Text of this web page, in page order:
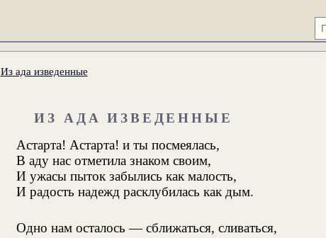
Из ада изведенные
ИЗ АДА ИЗВЕДЕННЫЕ
Астарта! Астарта! и ты посмеялась,
В аду нас отметила знаком своим,
И ужасы пыток забылись как малость,
И радость надежд расклубилась как дым.
Одно нам осталось — сближаться, сливаться,